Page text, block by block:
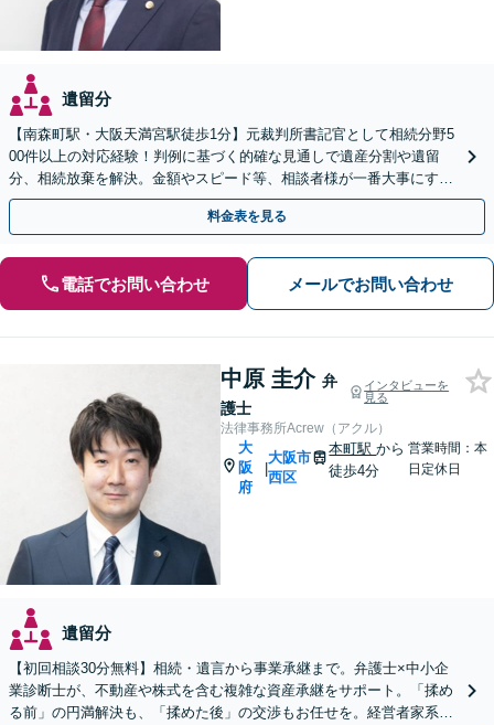
遺留分
【南森町駅・大阪天満宮駅徒歩1分】元裁判所書記官として相続分野5
00件以上の対応経験！判例に基づく的確な見通しで遺産分割や遺留
分、相続放棄を解決。金額やスピード等、相談者様が一番大事にする
想いを丁寧に伺い最善の解決策を提案【大阪市内出張可】
料金表を見る
電話でお問い合わせ メールでお問い合わせ
中原 圭介 弁
護士
インタビューを
見る
法律事務所Acrew（アクル）
大
阪
府
|
大阪市
西区
本町駅から
徒歩4分
営業時間：本
日定休日
遺留分
【初回相談30分無料】相続・遺言から事業承継まで。弁護士×中小企
業診断士が、不動産や株式を含む複雑な資産承継をサポート。「揉め
る前」の円満解決も、「揉めた後」の交渉もお任せを。経営者家系な